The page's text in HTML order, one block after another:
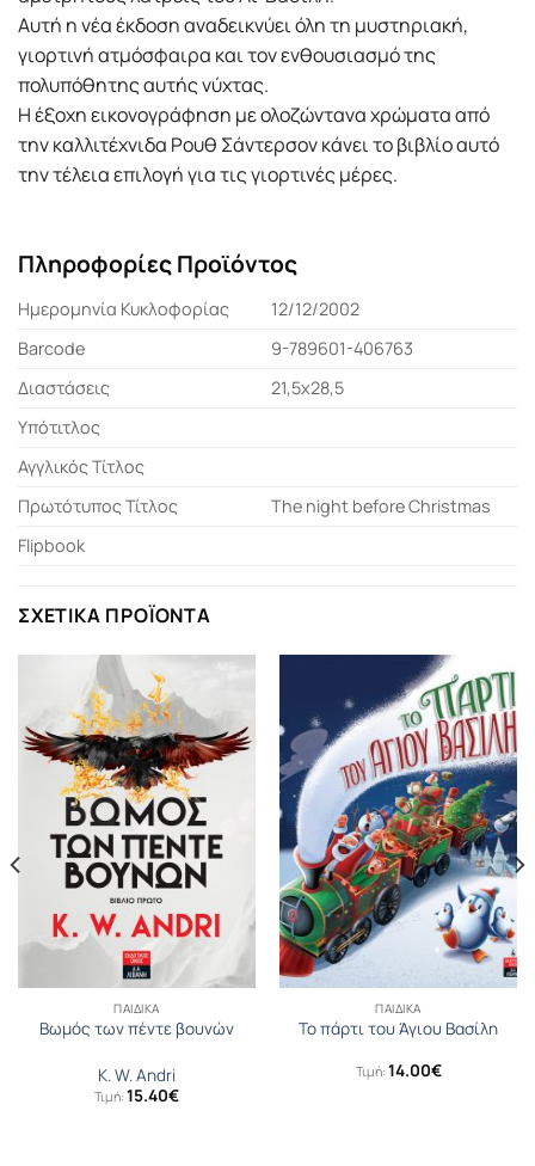
Αυτή η νέα έκδοση αναδεικνύει όλη τη μυστηριακή,
γιορτινή ατμόσφαιρα και τον ενθουσιασμό της
πολυπόθητης αυτής νύχτας.
Η έξοχη εικονογράφηση με ολοζώντανα χρώματα από
την καλλιτέχνιδα Ρουθ Σάντερσον κάνει το βιβλίο αυτό
την τέλεια επιλογή για τις γιορτινές μέρες.
Πληροφορίες Προϊόντος
Ημερομηνία Κυκλοφορίας
12/12/2002
Barcode
9-789601-406763
Διαστάσεις
21,5x28,5
Υπότιτλος
Αγγλικός Τίτλος
Πρωτότυπος Τίτλος
The night before Christmas
Flipbook
ΣΧΕΤΙΚΆ ΠΡΟΪΌΝΤΑ
ΠΑΙΔΙΚΆ
Βωμός των πέντε βουνών
K. W. Andri
Τιμή: 15.40€
ΠΑΙΔΙΚΆ
Το πάρτι του Άγιου Βασίλη
Τιμή: 14.00€